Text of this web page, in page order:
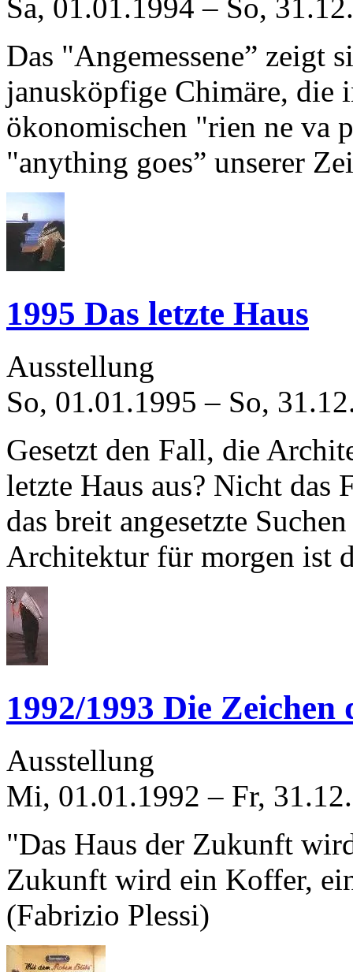
Sa, 01.01.1994 – So,
Das "Angemessene” zeigt
janusköpfige Chimäre, die
ökonomischen "rien ne va
"anything goes” unserer
1995 Das letzte Haus
Ausstellung
So, 01.01.1995 – So,
Gesetzt den Fall, die
letzte Haus aus? Nicht das
das breit angesetzte
Architektur für morgen ist
1992/1993 Die
Ausstellung
Mi, 01.01.1992 – Fr,
"Das Haus der Zukunft
Zukunft wird ein Koffer,
(Fabrizio Plessi)